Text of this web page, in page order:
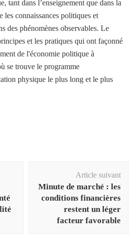
tant dans l’enseignement que dans la
les connaissances politiques et
des phénomènes observables. Le
et les pratiques qui ont façonné
de l'économie politique à
se trouve le programme
physique le plus long et le plus
Article suivant
Minute de marché : les
conditions financières
restent un léger
facteur favorable